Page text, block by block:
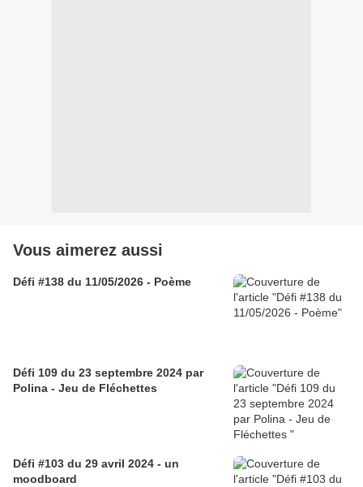
Vous aimerez aussi
Défi #138 du 11/05/2026 - Poème
Défi 109 du 23 septembre 2024 par
Polina - Jeu de Fléchettes
Défi #103 du 29 avril 2024 - un
moodboard